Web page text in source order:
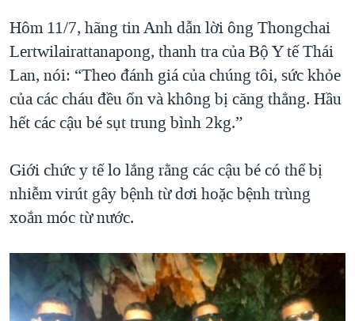
TRỊNH VĨNH BÌNH VS. CHÍNH PHỦ VIỆT NAM
NGƯ DÂN VIỆT VÀ LÀN SÓNG TRỘM HẢI SÂM
BÊN KIA QUỐC LỘ: TIẾNG VỌNG TỪ NÔNG THÔN MỸ
QUAN HỆ VIỆT MỸ
Hôm 11/7, hãng tin Anh dẫn lời ông Thongchai
Lertwilairattanapong, thanh tra của Bộ Y tế Thái
Lan, nói: “Theo đánh giá của chúng tôi, sức khỏe
của các cháu đều ổn và không bị căng thẳng. Hầu
hết các cậu bé sụt trung bình 2kg.”
Giới chức y tế lo lắng rằng các cậu bé có thể bị
nhiễm virút gây bệnh từ dơi hoặc bệnh trùng
xoắn móc từ nước.